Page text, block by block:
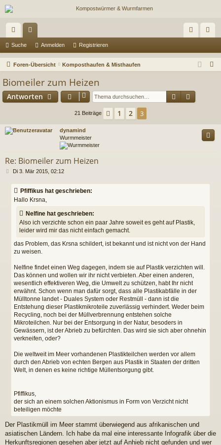
ch
ne
ug
riff
en m
de
n
ist
Suche Anmelden Registrieren
Foren-Übersicht Komposthaufen & Misthaufen
Biomeiler zum Heizen
Antworten Suche
21 Beiträge Vorherige
1 2 3
dynamind
Wurmmeister
Re: Biomeiler zum Heizen
BDi 3. Mär 2015, 02:12
Pfiffikus hat geschrieben:
Hallo Krsna,
Nelfine hat geschrieben:
Also ich verzichte schon ein paar Jahre soweit es geht auf Plastik,
leider wird mir das nicht einfach gemacht.
das Problem, das Krsna schildert, ist bekannt und ist nicht von der Hand
zu weisen.
Nelfine findet einen Weg dagegen, indem sie auf Plastik verzichten will.
Das können und wollen wir ihr nicht verbieten. Aber einen anderen,
wesentlich effektiveren Weg, die Umwelt zu schützen, habt Ihr nicht
erwähnt. Schon wenn man dafür sorgt, dass alle Plastikabfälle in der
Mülltonne landet - Duales System oder Restmüll - dann ist die
Entstehung dieser Plastikmikroteile zuverlässig verhindert. Weder beim
Recycling, noch bei der Müllverbrennung entstehen solche
Mikroteilchen. Nur bei der Entsorgung in der Natur, besoders in
Gewässern, ist der Abrieb zu befürchten. Das wird sie sich aber ohnehin
verkneifen, oder?
Die weltweit im Meer vorhandenen Plastikteilchen werden vor allem
durch den Abrieb von echten Bergen aus Plastik in Staaten der dritten
Welt, in denen es keine richtige Müllentsorgung gibt.
Pfiffikus,
der sich an einem solchen Aktionismus in Form von Verzicht nicht
beteiligen möchte
Der Plastikmüll im Meer stammt überwiegend aus afrikanischen und
asiatischen Ländern. Ich habe da mal eine interessante Infografik über die
Herkunftsregionen gesehen aber jetzt auf Anhieb nicht gefunden und wer